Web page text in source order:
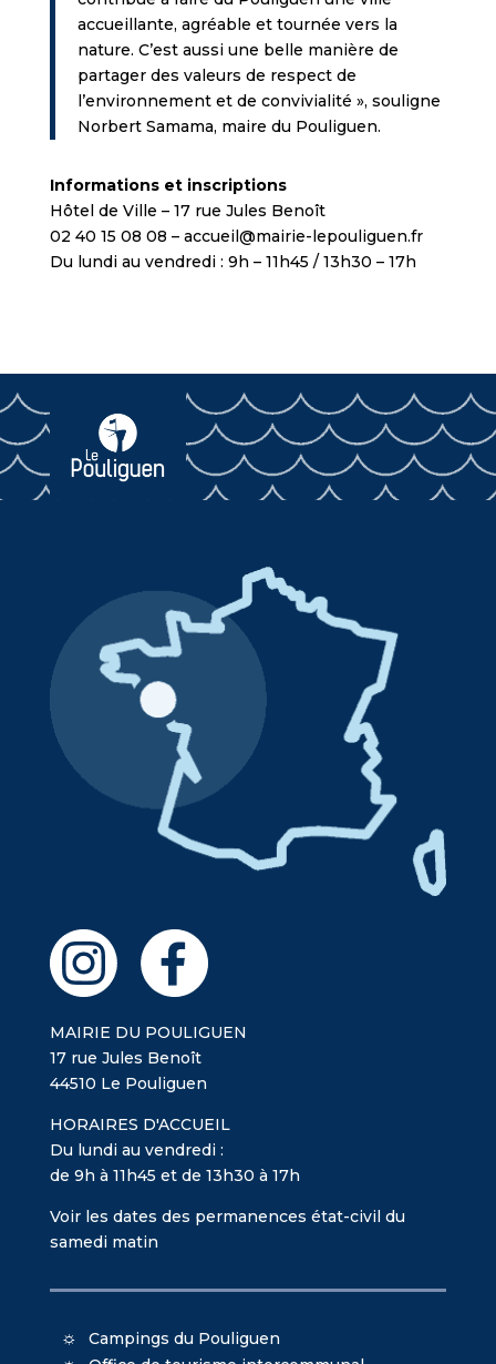
accueillante, agréable et tournée vers la
nature. C’est aussi une belle manière de
partager des valeurs de respect de
l’environnement et de convivialité », souligne
Norbert Samama, maire du Pouliguen.
Informations et inscriptions
Hôtel de Ville – 17 rue Jules Benoît
02 40 15 08 08 – accueil@mairie-lepouliguen.fr
Du lundi au vendredi : 9h – 11h45 / 13h30 – 17h
MAIRIE DU POULIGUEN
17 rue Jules Benoît
44510 Le Pouliguen
HORAIRES D'ACCUEIL
Du lundi au vendredi :
de 9h à 11h45 et de 13h30 à 17h
Voir les dates des permanences état-civil du
samedi matin
Campings du Pouliguen